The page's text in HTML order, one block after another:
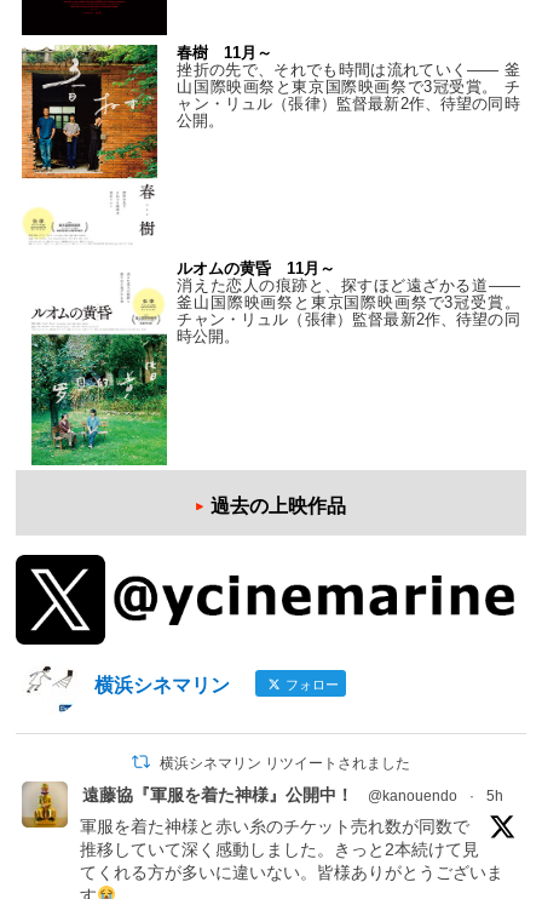
春樹 11月～
挫折の先で、それでも時間は流れていく—— 釜
山国際映画祭と東京国際映画祭で3冠受賞。 チ
ャン・リュル（張律）監督最新2作、待望の同時
公開。
ルオムの黄昏 11月～
消えた恋人の痕跡と、探すほど遠ざかる道——
釜山国際映画祭と東京国際映画祭で3冠受賞。
チャン・リュル（張律）監督最新2作、待望の同
時公開。
過去の上映作品
横浜シネマリン フォロー
横浜シネマリン リツイートされました
遠藤協『軍服を着た神様』公開中！ @kanouendo · 5h
軍服を着た神様と赤い糸のチケット売れ数が同数で
推移していて深く感動しました。きっと2本続けて見
てくれる方が多いに違いない。皆様ありがとうございま